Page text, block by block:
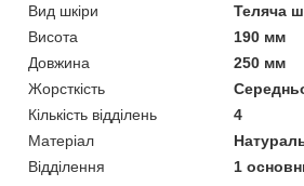
Вид шкіри
Теляча
Висота
190 мм
Довжина
250 мм
Жорсткість
Кількість відділень
4
Матеріал
Відділення
1